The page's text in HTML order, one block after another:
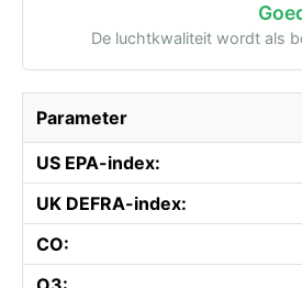
De luchtkwaliteit wordt als
Parameter
US EPA-index:
UK DEFRA-index:
CO: